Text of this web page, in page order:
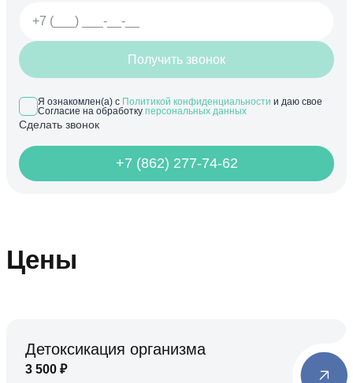
Получить звонок
Я ознакомлен(а) с Политикой конфиденциальности и даю свое
Согласие на обработку персональных данных
Сделать звонок
+7 (862) 277-74-62
Цены
Детоксикация организма
3 500 ₽